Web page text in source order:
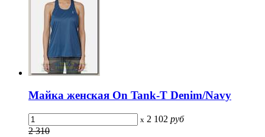
Майка женская On Tank-T Denim/Navy
x 2 102 руб
2 310